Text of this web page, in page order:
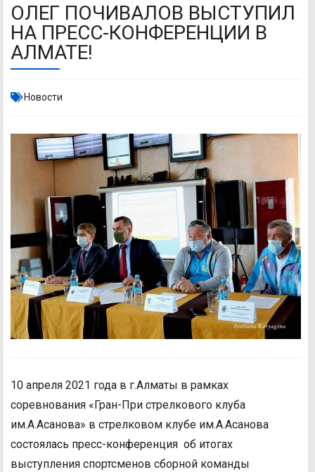
ОЛЕГ ПОЧИВАЛОВ ВЫСТУПИЛ
НА ПРЕСС-КОНФЕРЕНЦИИ В
АЛМАТЕ!
Новости
10 апреля 2021 года в г.Алматы в рамках
соревнования «Гран-При стрелкового клуба
им.А.Асанова» в стрелковом клубе им.А.Асанова
состоялась пресс-конференция об итогах
выступления спортсменов сборной команды